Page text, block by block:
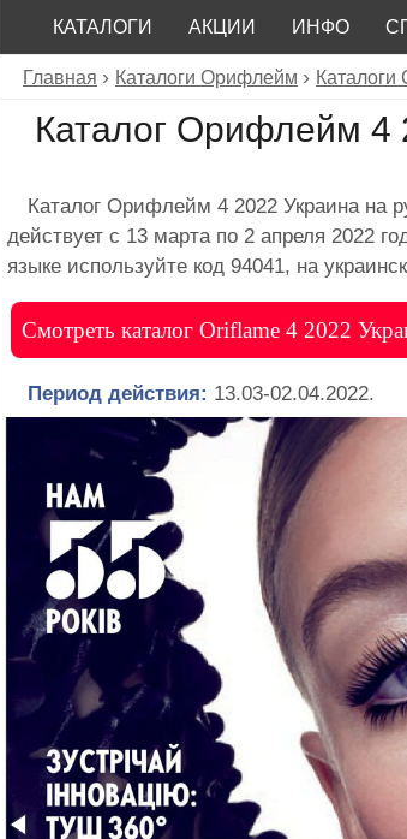
КАТАЛОГИ АКЦИИ ИНФО
Главная Каталоги Орифлейм
Каталог Орифлейм 4
Каталог Орифлейм 4 2022 Украина на
действует с 13 марта по 2 апреля 2022
языке используйте код 94041, на
Смотреть каталог Oriflame 4 2022
Период действия: 13.03-02.04.2022.